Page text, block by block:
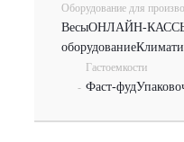
Оборудование для
ВесыОНЛАЙН-
оборудование
-
Гастоемкости
Фаст-фуд